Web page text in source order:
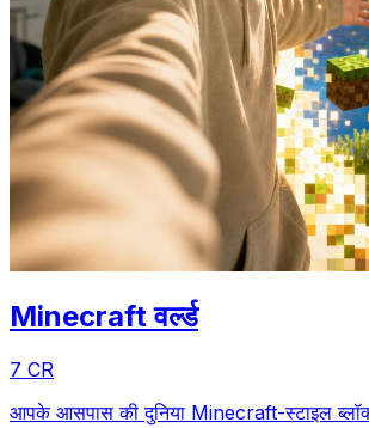
Minecraft वर्ल्ड
7 CR
आपके आसपास की दुनिया Minecraft-स्टाइल